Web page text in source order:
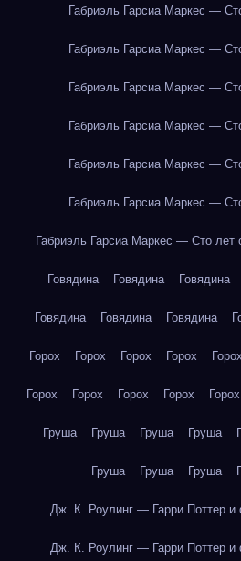
Габриэль Гарсиа Маркес —
Габриэль Гарсиа Маркес —
Габриэль Гарсиа Маркес —
Габриэль Гарсиа Маркес —
Габриэль Гарсиа Маркес —
Габриэль Гарсиа Маркес —
Габриэль Гарсиа Маркес — Сто лет
Говядина Говядина Говядина
Говядина Говядина Говядина
Горох Горох Горох Горох Горох
Горох Горох Горох Горох Горох
Груша Груша Груша Груша
Груша Груша Груша
Дж. К. Роулинг — Гарри Поттер и
Дж. К. Роулинг — Гарри Поттер и